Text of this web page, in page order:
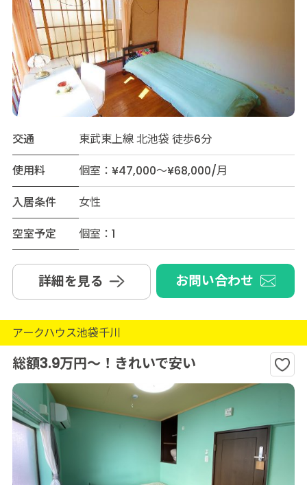
交通
東武東上線 北池袋 徒歩6分
使用料
個室：¥47,000～¥68,000/月
入居条件
女性
空室予定
個室：1
詳細を見る お問い合わせ
アークハウス池袋千川
総額3.9万円～！きれいで安い